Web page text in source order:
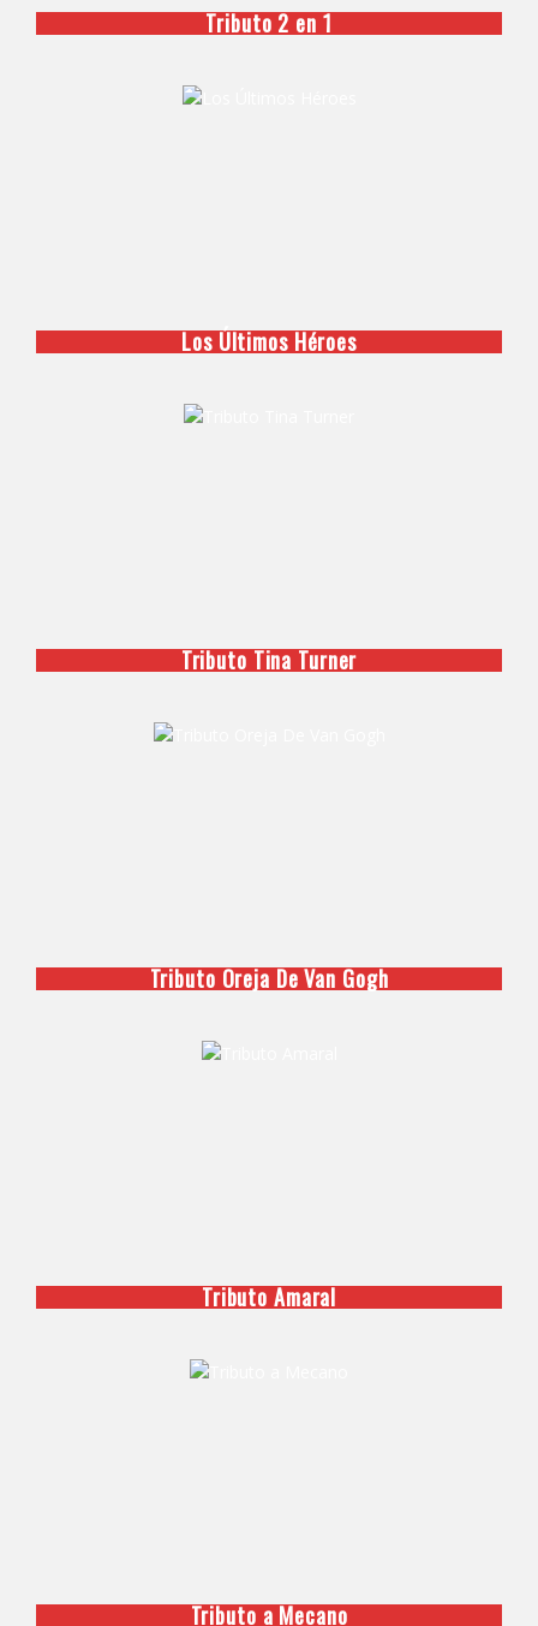
Tributo 2 en 1
Los Últimos Héroes
Tributo Tina Turner
Tributo Oreja De Van Gogh
Tributo Amaral
Tributo a Mecano